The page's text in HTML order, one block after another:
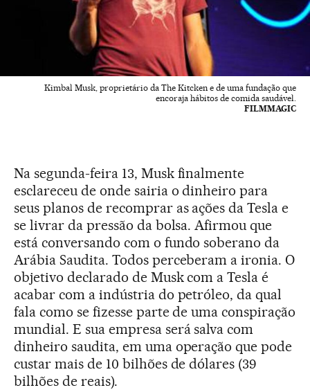
Kimbal Musk, proprietário da The Kitcken e de uma fundação que
encoraja hábitos de comida saudável.
FILMMAGIC
Na segunda-feira 13, Musk finalmente
esclareceu de onde sairia o dinheiro para
seus planos de recomprar as ações da Tesla e
se livrar da pressão da bolsa. Afirmou que
está conversando com o fundo soberano da
Arábia Saudita. Todos perceberam a ironia. O
objetivo declarado de Musk com a Tesla é
acabar com a indústria do petróleo, da qual
fala como se fizesse parte de uma conspiração
mundial. E sua empresa será salva com
dinheiro saudita, em uma operação que pode
custar mais de 10 bilhões de dólares (39
bilhões de reais).